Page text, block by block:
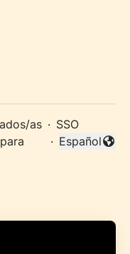
as · SSO
·
Cambiar
Español